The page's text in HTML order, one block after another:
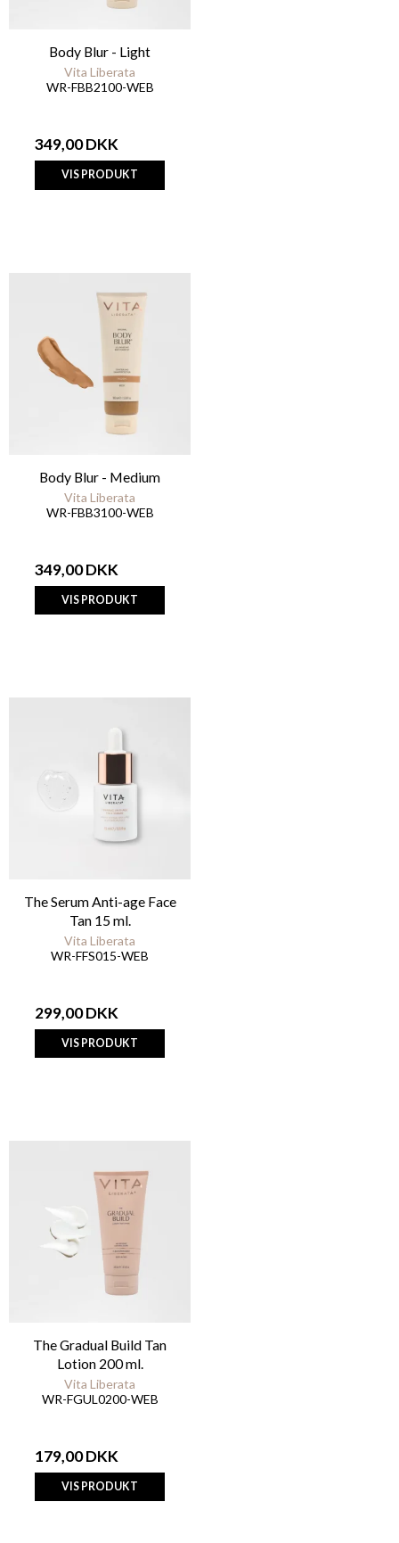
Body Blur - Light
Vita Liberata
WR-FBB2100-WEB
349,00 DKK
VIS PRODUKT
Body Blur - Medium
Vita Liberata
WR-FBB3100-WEB
349,00 DKK
VIS PRODUKT
The Serum Anti-age Face
Tan 15 ml.
Vita Liberata
WR-FFS015-WEB
299,00 DKK
VIS PRODUKT
The Gradual Build Tan
Lotion 200 ml.
Vita Liberata
WR-FGUL0200-WEB
179,00 DKK
VIS PRODUKT